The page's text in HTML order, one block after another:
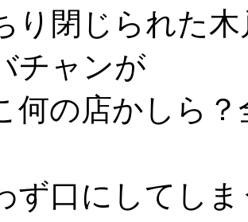
り閉じられた
チャンが
何の店かしら
ず口にしてし